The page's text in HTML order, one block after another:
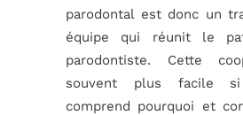
parodontal est donc un
équipe qui réunit le
parodontiste. Cette
souvent plus facile
comprend pourquoi et